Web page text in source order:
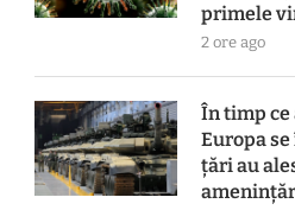
primele
2 ore ago
În timp ce
Europa
ţări au